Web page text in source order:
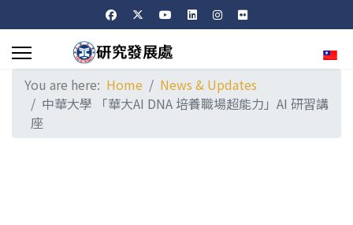
You are here: Home
News & Updates
中華大學 「華大AI DNA 培養職場超能力」AI 研習講
座